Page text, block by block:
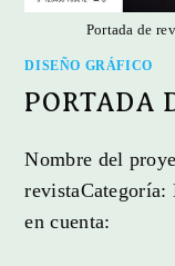
Portada de
DISEÑO GRÁFICO
PORTADA
Nombre del
revistaCategoría:
en
–